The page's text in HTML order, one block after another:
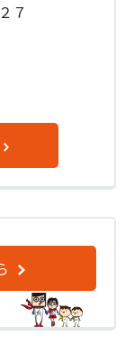
７